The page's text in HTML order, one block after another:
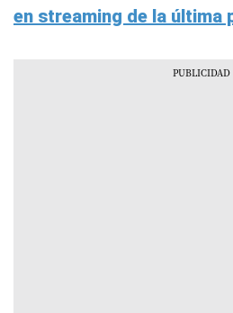
en streaming de la última